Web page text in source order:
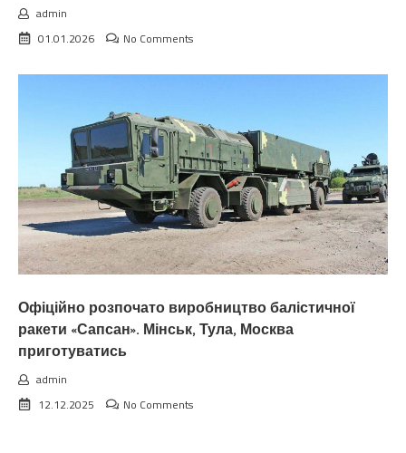
admin
01.01.2026
No Comments
Офіційно розпочато виробництво балістичної
ракети «Сапсан». Мінськ, Тула, Москва
приготуватись
admin
12.12.2025
No Comments